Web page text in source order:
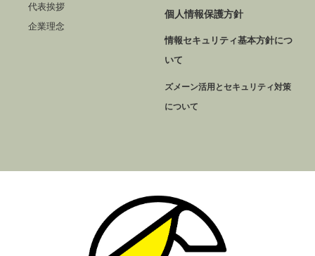
代表挨拶
企業理念
個人情報保護方針
情報セキュリティ基本方針につ
いて
ズメーン活用とセキュリティ対策
について